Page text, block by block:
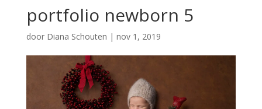
portfolio newborn 5
door Diana Schouten | nov 1, 2019